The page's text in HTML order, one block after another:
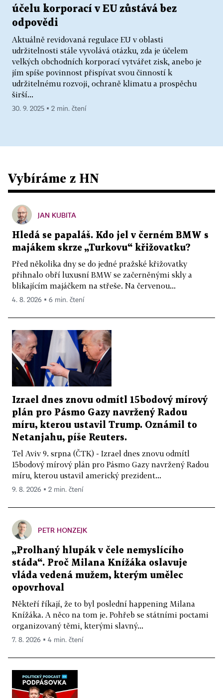
účelu korporací v EU zůstává bez
odpovědi
Aktuálně revidovaná regulace EU v oblasti
udržitelnosti stále vyvolává otázku, zda je účelem
velkých obchodních korporací vytvářet zisk, anebo je
jím spíše povinnost přispívat svou činností k
udržitelnému rozvoji, ochraně klimatu a prospěchu
širší...
30. 9. 2025 ▪ 2 min. čtení
Vybíráme z HN
JAN KUBITA
Hledá se papaláš. Kdo jel v černém BMW s
majákem skrze „Turkovu“ křižovatku?
Před několika dny se do jedné pražské křižovatky
přihnalo obří luxusní BMW se začerněnými skly a
blikajícím majáčkem na střeše. Na červenou...
4. 8. 2026 ▪ 6 min. čtení
Izrael dnes znovu odmítl 15bodový mírový
plán pro Pásmo Gazy navržený Radou
míru, kterou ustavil Trump. Oznámil to
Netanjahu, píše Reuters.
Tel Aviv 9. srpna (ČTK) - Izrael dnes znovu odmítl
15bodový mírový plán pro Pásmo Gazy navržený Radou
míru, kterou ustavil americký prezident...
9. 8. 2026 ▪ 2 min. čtení
PETR HONZEJK
„Prolhaný hlupák v čele nemyslícího
stáda“. Proč Milana Knížáka oslavuje
vláda vedená mužem, kterým umělec
opovrhoval
Někteří říkají, že to byl poslední happening Milana
Knížáka. A něco na tom je. Pohřeb se státními poctami
organizovaný těmi, kterými slavný...
7. 8. 2026 ▪ 4 min. čtení